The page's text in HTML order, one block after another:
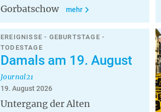
Gorbatschow
mehr
EREIGNISSE - GEBURTSTAGE -
TODESTAGE
Damals am 19. August
Journal21
19. August 2026
Untergang der Alten